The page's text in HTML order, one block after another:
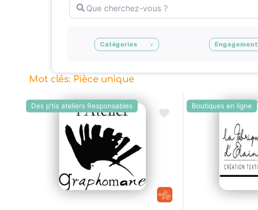
Que cherchez-vous ?
Catégories Engagement
Mot clés: Pièce unique
Des p'tis ateliers Responsables Ajouter en Favoris
Boutiques en ligne